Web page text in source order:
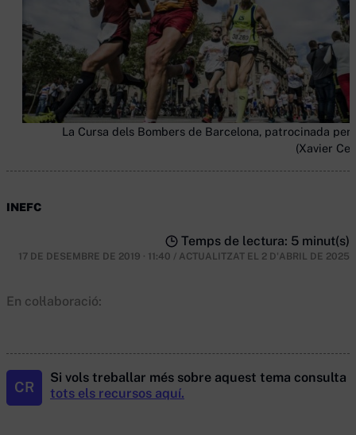
La Cursa dels Bombers de Barcelona, patrocinada per
(Xavier
INEFC
Temps de lectura: 5 minut(s)
17 DE DESEMBRE DE 2019 · 11:40 / ACTUALITZAT EL 2 D'ABRIL DE 2025
En col·laboració:
CR
Si vols treballar més sobre aquest tema consulta
tots els recursos aquí.